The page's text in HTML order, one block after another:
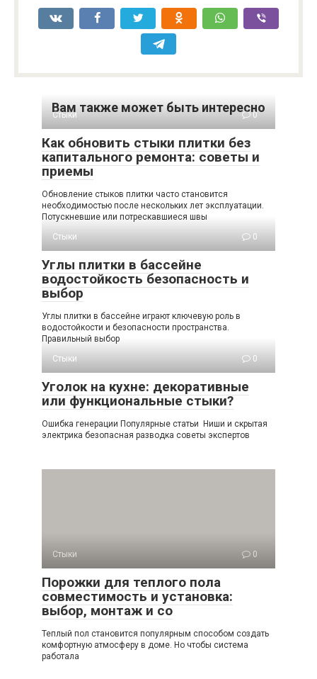
Вам также может быть интересно
Стыки 0
Как обновить стыки плитки без
капитального ремонта: советы и
приемы
Обновление стыков плитки часто становится
необходимостью после нескольких лет эксплуатации.
Потускневшие или потрескавшиеся швы
Стыки
0
Углы плитки в бассейне
водостойкость безопасность и
выбор
Углы плитки в бассейне играют ключевую роль в
водостойкости и безопасности пространства.
Правильный выбор
Стыки
0
Уголок на кухне: декоративные
или функциональные стыки?
Ошибка генерации Популярные статьи Ниши и скрытая
электрика безопасная разводка советы экспертов
Стыки 0
Порожки для теплого пола
совместимость и установка:
выбор, монтаж и со
Теплый пол становится популярным способом создать
комфортную атмосферу в доме. Но чтобы система
работала